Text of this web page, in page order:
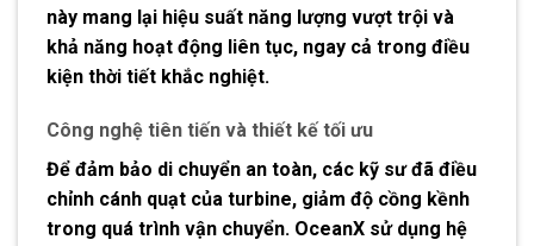
này mang lại hiệu suất năng lượng vượt trội và
khả năng hoạt động liên tục, ngay cả trong điều
kiện thời tiết khắc nghiệt.
Công nghệ tiên tiến và thiết kế tối ưu
Để đảm bảo di chuyển an toàn, các kỹ sư đã điều
chỉnh cánh quạt của turbine, giảm độ cồng kềnh
trong quá trình vận chuyển. OceanX sử dụng hệ